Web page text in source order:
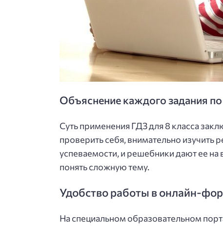
Объяснение каждого задания
Суть применения ГДЗ для 8 класса
проверить себя, внимательно
успеваемости, и решебники дают ее на
понять сложную тему.
Удобство работы в онлайн-
На специальном образовательном